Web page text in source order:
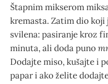
Štapnim mikserom
kremasta. Zatim dio koji
svilena: pasiranje kroz
minuta, ali doda puno
Dodajte miso, kušajte i
papar i ako želite